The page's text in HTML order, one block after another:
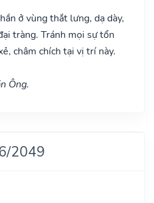
ở vùng thắt lưng, dạ dày,
tràng. Tránh mọi sự tổn
châm chích tại vị trí này.
Ông.
2049